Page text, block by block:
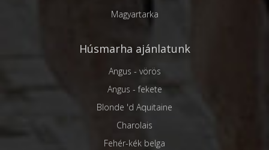
Magyartarka
Húsmarha ajánlatunk
Angus - vörös
Angus - fekete
Blonde 'd Aquitaine
Charolais
Fehér-kék belga